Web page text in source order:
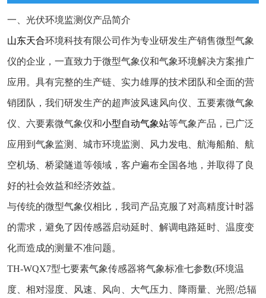
一、光伏环境监测仪产品简介
山东天合环境科技有限公司作为专业研发生产销售微型气象
仪的企业，一直致力于微型气象仪和气象环境解决方案推广
应用。具有完整的生产链、实力雄厚的技术团队和全面的营
销团队，我们研发生产的超声波风速风向仪、五要素微气象
仪、六要素微气象仪和小型自动气象站等气象产品，已广泛
应用到气象监测、城市环境监测、风力发电、航海船舶、航
空机场、桥梁隧道等领域，客户遍布全国各地，并取得了良
好的社会效益和经济效益。
与传统的微型气象仪相比，我司产品克服了对高精度计时器
的需求，避免了因传感器启动延时、解调电路延时、温度变
化而造成的测量不准问题。
TH-WQX7型七要素气象传感器将气象标准七参数(环境温
度、相对湿度、风速、风向、大气压力、降雨量、光照/总辐